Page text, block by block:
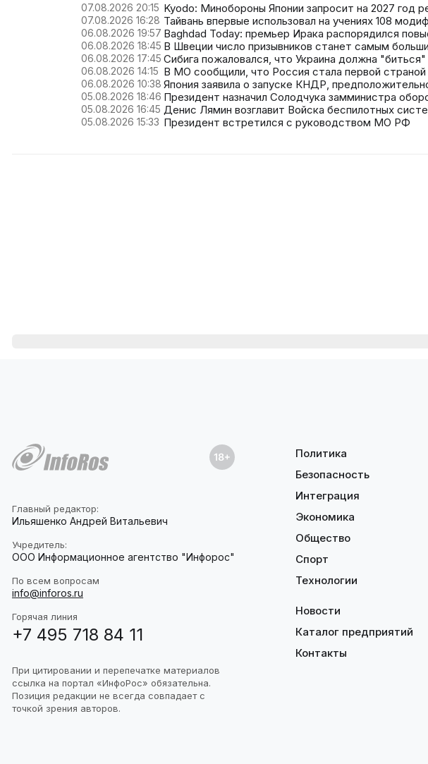
07.08.2026 20:15 Kyodo: Минобороны Японии запросит на 2027 год
07.08.2026 16:28 Тайвань впервые использовал на учениях 108
06.08.2026 19:57 Baghdad Today: премьер Ирака распорядился
06.08.2026 18:45 В Швеции число призывников станет самым
06.08.2026 17:45 Сибига пожаловался, что Украина должна
06.08.2026 14:15 В МО сообщили, что Россия стала первой
06.08.2026 10:38 Япония заявила о запуске КНДР,
05.08.2026 18:46 Президент назначил Солодчука замминистра
05.08.2026 16:45 Денис Лямин возглавит Войска беспилотных
05.08.2026 15:33 Президент встретился с руководством МО РФ
Главный редактор:
Ильяшенко Андрей Витальевич
Учредитель:
ООО Информационное агентство "Инфорос"
По всем вопросам
info@inforos.ru
Горячая линия
+7 495 718 84 11
При цитировании и перепечатке материалов
ссылка на портал «ИнфоРос» обязательна.
Позиция редакции не всегда совпадает с
точкой зрения авторов.
Политика
Безопасность
Интеграция
Экономика
Общество
Спорт
Технологии
Новости
Каталог предприятий
Контакты